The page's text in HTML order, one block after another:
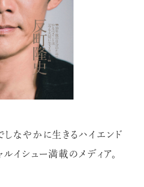
しなやかに生きるハイエンド
イシュー満載のメディア。